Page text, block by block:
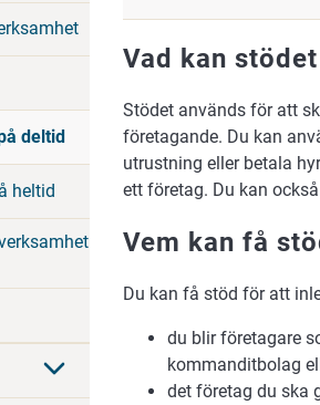
deltid
heltid
Vad kan
Stödet används för att
företagande. Du kan
utrustning eller betala
ett företag. Du kan
Vem kan få
Du kan få stöd för att
du blir företagare
kommanditbolag
det företag du ska